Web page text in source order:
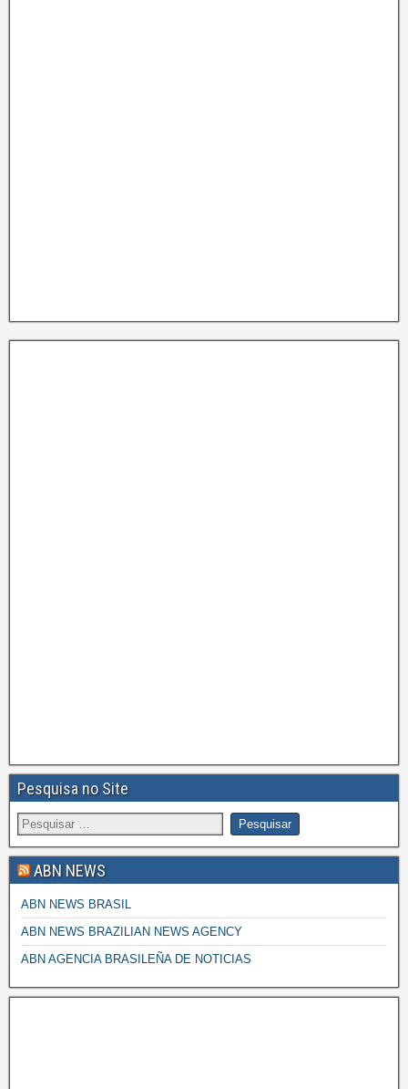
Pesquisa no Site
ABN NEWS
ABN NEWS BRASIL
ABN NEWS BRAZILIAN NEWS AGENCY
ABN AGENCIA BRASILEÑA DE NOTICIAS